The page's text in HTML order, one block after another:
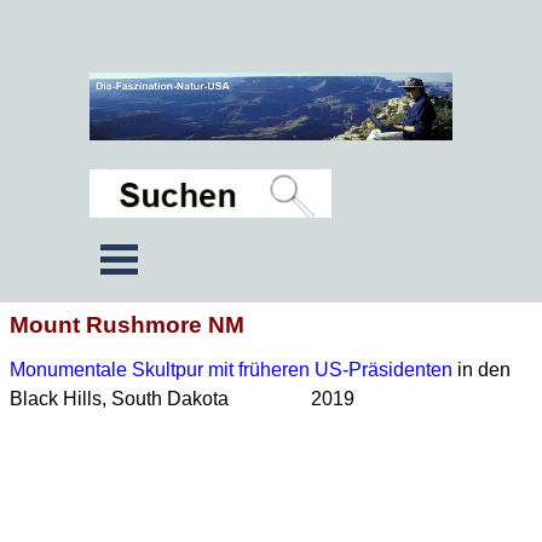
Mount Rushmore NM
Monumentale Skultpur mit früheren US-Präsidenten in den
Black Hills, South Dakota 2019